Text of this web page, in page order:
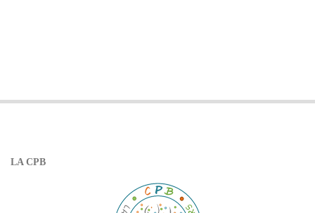
LA CPB